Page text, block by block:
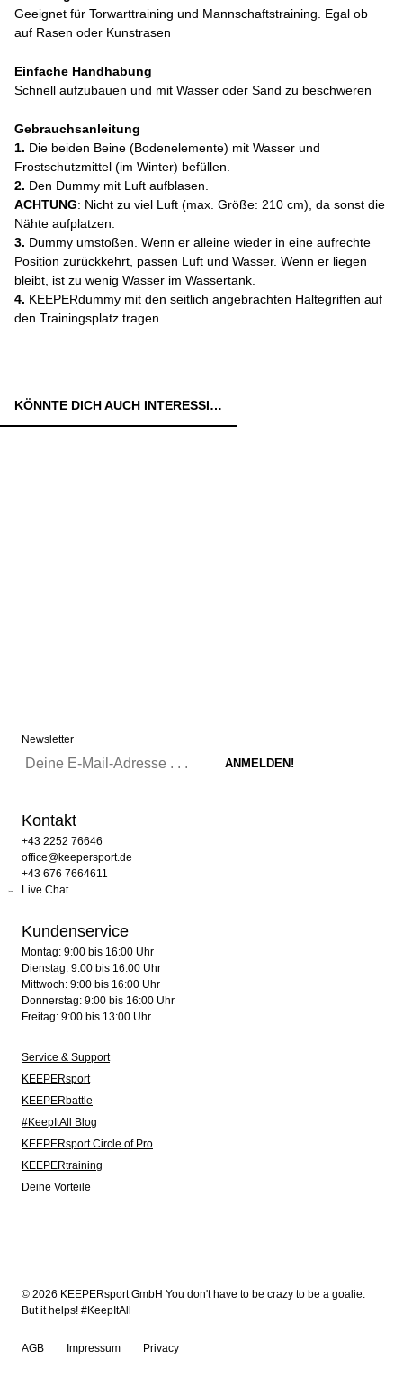
Geeignet für Torwarttraining und Mannschaftstraining. Egal ob
auf Rasen oder Kunstrasen
Einfache Handhabung
Schnell aufzubauen und mit Wasser oder Sand zu beschweren
Gebrauchsanleitung
1. Die beiden Beine (Bodenelemente) mit Wasser und
Frostschutzmittel (im Winter) befüllen.
2. Den Dummy mit Luft aufblasen.
ACHTUNG: Nicht zu viel Luft (max. Größe: 210 cm), da sonst die
Nähte aufplatzen.
3. Dummy umstoßen. Wenn er alleine wieder in eine aufrechte
Position zurückkehrt, passen Luft und Wasser. Wenn er liegen
bleibt, ist zu wenig Wasser im Wassertank.
4. KEEPERdummy mit den seitlich angebrachten Haltegriffen auf
den Trainingsplatz tragen.
KÖNNTE DICH AUCH INTERESSIEREN:
Newsletter
Kontakt
+43 2252 76646
office@keepersport.de
+43 676 7664611
Live Chat
Kundenservice
Montag: 9:00 bis 16:00 Uhr
Dienstag: 9:00 bis 16:00 Uhr
Mittwoch: 9:00 bis 16:00 Uhr
Donnerstag: 9:00 bis 16:00 Uhr
Freitag: 9:00 bis 13:00 Uhr
Service & Support
KEEPERsport
KEEPERbattle
#KeepItAll Blog
KEEPERsport Circle of Pro
KEEPERtraining
Deine Vorteile
© 2026 KEEPERsport GmbH You don't have to be crazy to be a goalie.
But it helps! #KeepItAll
AGB Impressum Privacy